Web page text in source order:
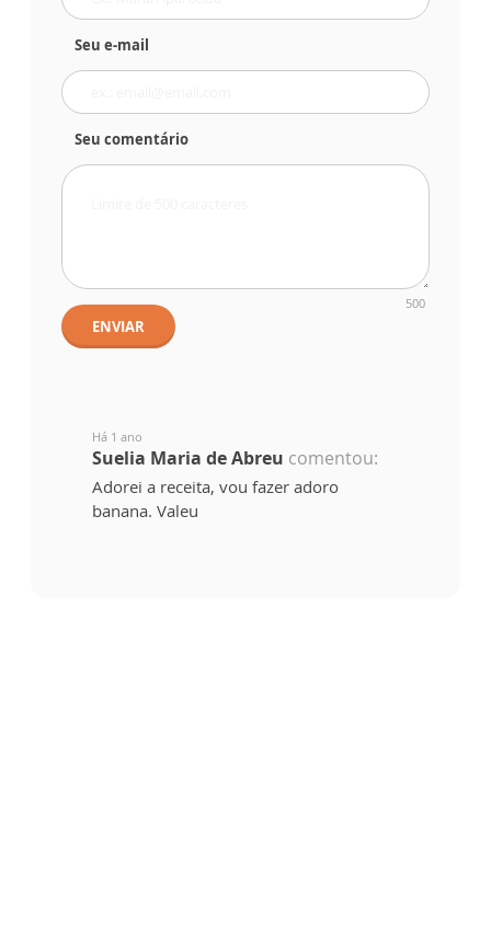
Seu e-mail
Seu comentário
500
ENVIAR
Há 1 ano
Suelia Maria de Abreu comentou:
Adorei a receita, vou fazer adoro
banana. Valeu